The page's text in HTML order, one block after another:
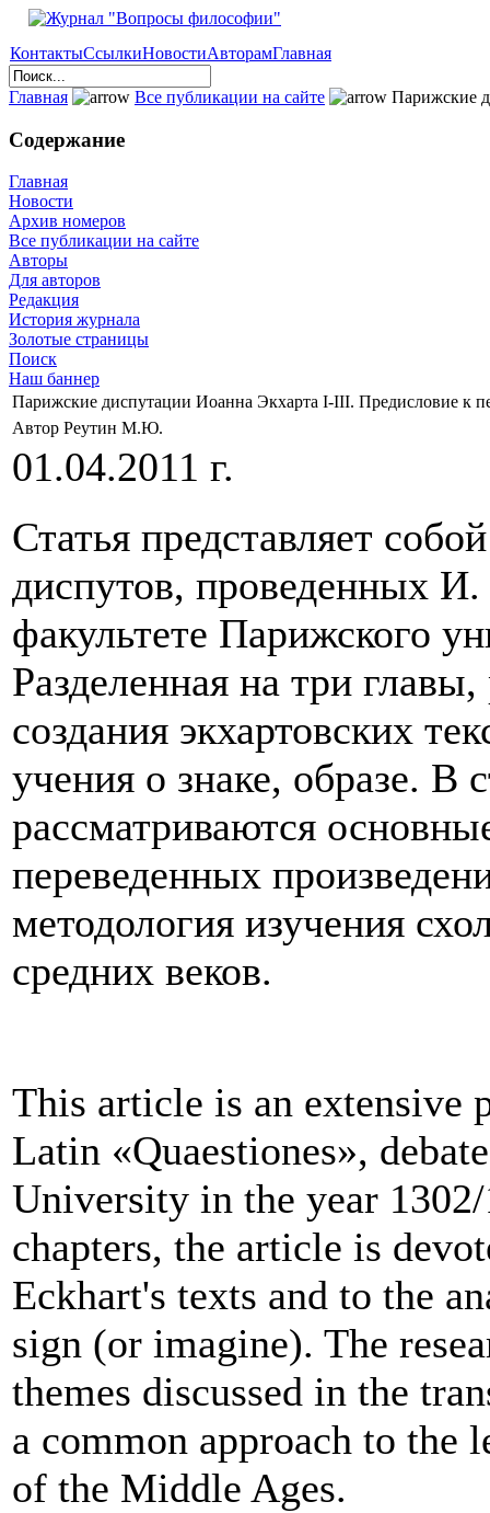
КонтактыСсылкиНовостиАвторамГлавная
Главная Все публикации на сайте Парижские
Содержание
Главная
Новости
Архив номеров
Все публикации на сайте
Авторы
Для авторов
Редакция
История журнала
Золотые страницы
Поиск
Наш баннер
Парижские диспутации Иоанна Экхарта I-III. Предисловие к
Автор Реутин М.Ю.
01.04.2011 г.
Статья представляет
диспутов, проведенных
факультете Парижского
Разделенная на три
создания экхартовских
учения о знаке, образе. В
рассматриваются
переведенных
методология изучения
средних веков.
This article is an extensive
Latin «Quaestiones»,
University in the year
chapters, the article is
Eckhart's texts and to the
sign (or imagine). The
themes discussed in the
a common approach to the
of the Middle Ages.